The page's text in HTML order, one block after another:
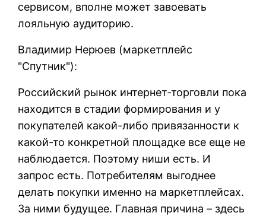
сервисом, вполне может завоевать
лояльную аудиторию.
Владимир Нерюев (маркетплейс
"Спутник"):
Российский рынок интернет-торговли пока
находится в стадии формирования и у
покупателей какой-либо привязанности к
какой-то конкретной площадке все еще не
наблюдается. Поэтому ниши есть. И
запрос есть. Потребителям выгоднее
делать покупки именно на маркетплейсах.
За ними будущее. Главная причина – здесь